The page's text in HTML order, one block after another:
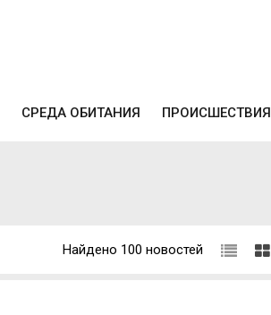
СРЕДА ОБИТАНИЯ ПРОИСШЕСТВИЯ
Найдено 100 новостей